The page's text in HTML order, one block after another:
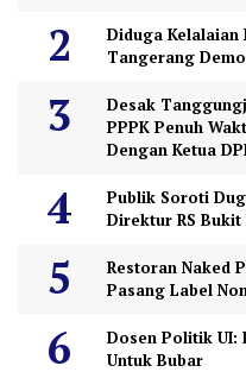
Diduga Kelalaian
Tangerang
Desak
PPPK Penuh
Dengan Ketua
Publik Soroti
Direktur RS
Restoran Naked
Pasang Label
Dosen Politik UI:
Untuk Bubar